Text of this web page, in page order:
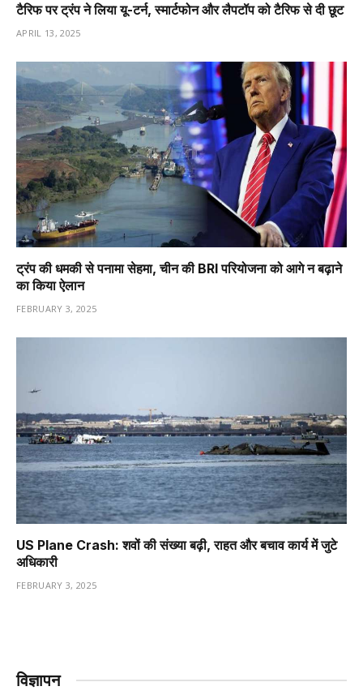
टैरिफ पर ट्रंप ने लिया यू-टर्न, स्मार्टफोन और लैपटॉप को टैरिफ से दी छूट
APRIL 13, 2025
ट्रंप की धमकी से पनामा सेहमा, चीन की BRI परियोजना को आगे न बढ़ाने
का किया ऐलान
FEBRUARY 3, 2025
US Plane Crash: शवों की संख्या बढ़ी, राहत और बचाव कार्य में जुटे
अधिकारी
FEBRUARY 3, 2025
विज्ञापन